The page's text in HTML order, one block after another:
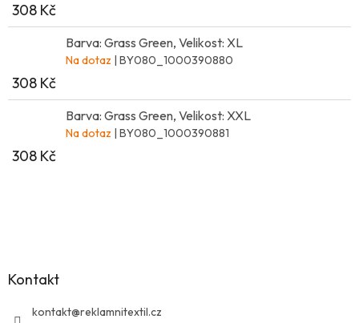
308 Kč
Barva: Grass Green, Velikost: XL
Na dotaz | BY080_1000390880
308 Kč
Barva: Grass Green, Velikost: XXL
Na dotaz | BY080_1000390881
308 Kč
Kontakt
kontakt@reklamnitextil.cz